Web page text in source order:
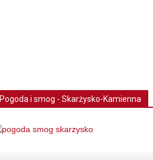
Pogoda i smog - Skarżysko-Kamienna